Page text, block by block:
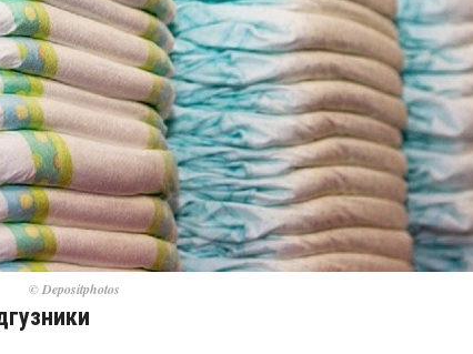
© Depositphotos